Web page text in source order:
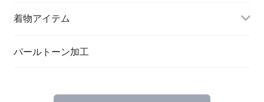
ブローチ
メッセージカード
一筆箋
ハンドメイドキット
着物アイテム
パールトーン加工